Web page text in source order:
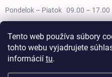
Tento web používa súbory
tohto webu vyjadrujete
informácií tu.
Pondelok – Piatok 09.00 – 17.00
Nedeľa zatvorené